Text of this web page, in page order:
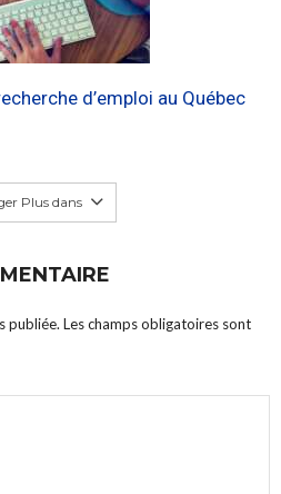
d’emploi au Québec
Plus dans
publiée. Les champs obligatoires sont